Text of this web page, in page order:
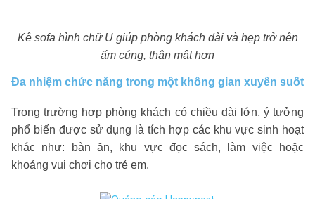
Kê sofa hình chữ U giúp phòng khách dài và hẹp trở nên
ấm cúng, thân mật hơn
Đa nhiệm chức năng trong một không gian xuyên suốt
Trong trường hợp phòng khách có chiều dài lớn, ý tưởng
phổ biến được sử dụng là tích hợp các khu vực sinh hoạt
khác như: bàn ăn, khu vực đọc sách, làm việc hoặc
khoảng vui chơi cho trẻ em.